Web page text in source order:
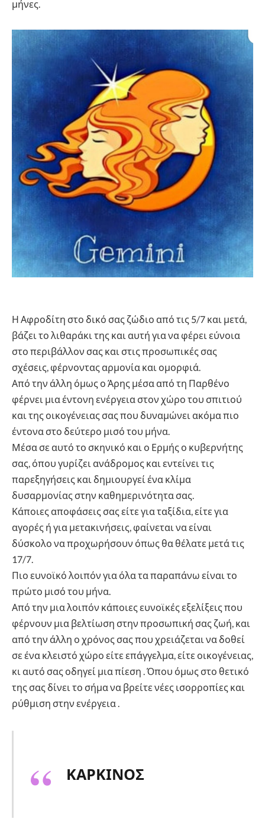
μήνες.
Η Αφροδίτη στο δικό σας ζώδιο από τις 5/7 και μετά,
βάζει το λιθαράκι της και αυτή για να φέρει εύνοια
στο περιβάλλον σας και στις προσωπικές σας
σχέσεις, φέρνοντας αρμονία και ομορφιά.
Από την άλλη όμως ο Άρης μέσα από τη Παρθένο
φέρνει μια έντονη ενέργεια στον χώρο του σπιτιού
και της οικογένειας σας που δυναμώνει ακόμα πιο
έντονα στο δεύτερο μισό του μήνα.
Μέσα σε αυτό το σκηνικό και ο Ερμής ο κυβερνήτης
σας, όπου γυρίζει ανάδρομος και εντείνει τις
παρεξηγήσεις και δημιουργεί ένα κλίμα
δυσαρμονίας στην καθημερινότητα σας.
Κάποιες αποφάσεις σας είτε για ταξίδια, είτε για
αγορές ή για μετακινήσεις, φαίνεται να είναι
δύσκολο να προχωρήσουν όπως θα θέλατε μετά τις
17/7.
Πιο ευνοϊκό λοιπόν για όλα τα παραπάνω είναι το
πρώτο μισό του μήνα.
Από την μια λοιπόν κάποιες ευνοϊκές εξελίξεις που
φέρνουν μια βελτίωση στην προσωπική σας ζωή, και
από την άλλη ο χρόνος σας που χρειάζεται να δοθεί
σε ένα κλειστό χώρο είτε επάγγελμα, είτε οικογένειας,
κι αυτό σας οδηγεί μια πίεση . Όπου όμως στο θετικό
της σας δίνει το σήμα να βρείτε νέες ισορροπίες και
ρύθμιση στην ενέργεια .
ΚΑΡΚΙΝΟΣ